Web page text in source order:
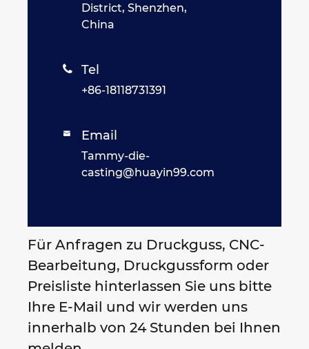
District, Shenzhen,
China
 Tel
+86-18118731391
 Email
Tammy-die-
casting@huayin99.com
Für Anfragen zu Druckguss, CNC-
Bearbeitung, Druckgussform oder
Preisliste hinterlassen Sie uns bitte
Ihre E-Mail und wir werden uns
innerhalb von 24 Stunden bei Ihnen